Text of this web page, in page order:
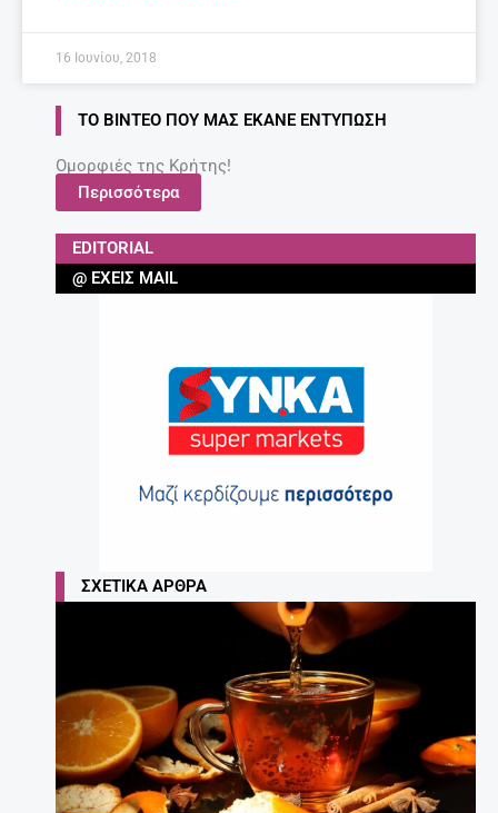
16 Ιουνίου, 2018
ΤΟ ΒΊΝΤΕΟ ΠΟΥ ΜΑΣ ΈΚΑΝΕ ΕΝΤΎΠΩΣΗ
Ομορφιές της Κρήτης!
Περισσότερα
EDITORIAL
@ ΈΧΕΙΣ MAIL
ΣΧΕΤΙΚΆ ΆΡΘΡΑ